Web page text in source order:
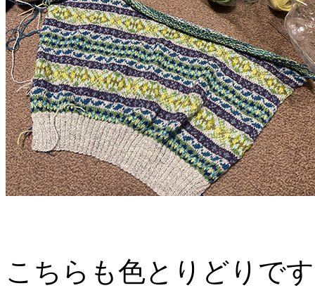
こちらも色とりどりで